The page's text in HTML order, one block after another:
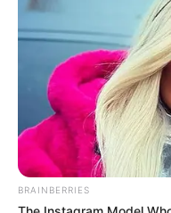
4 Nagyon
emojira.